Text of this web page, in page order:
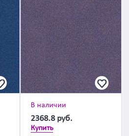
В наличии
2368.8 руб.
Купить